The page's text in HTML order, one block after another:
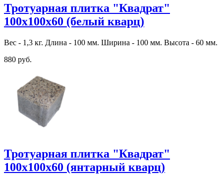
Тротуарная плитка "Квадрат"
100х100х60 (белый кварц)
Вес - 1,3 кг. Длина - 100 мм. Ширина - 100 мм. Высота - 60 мм.
880 руб.
Тротуарная плитка "Квадрат"
100х100х60 (янтарный кварц)